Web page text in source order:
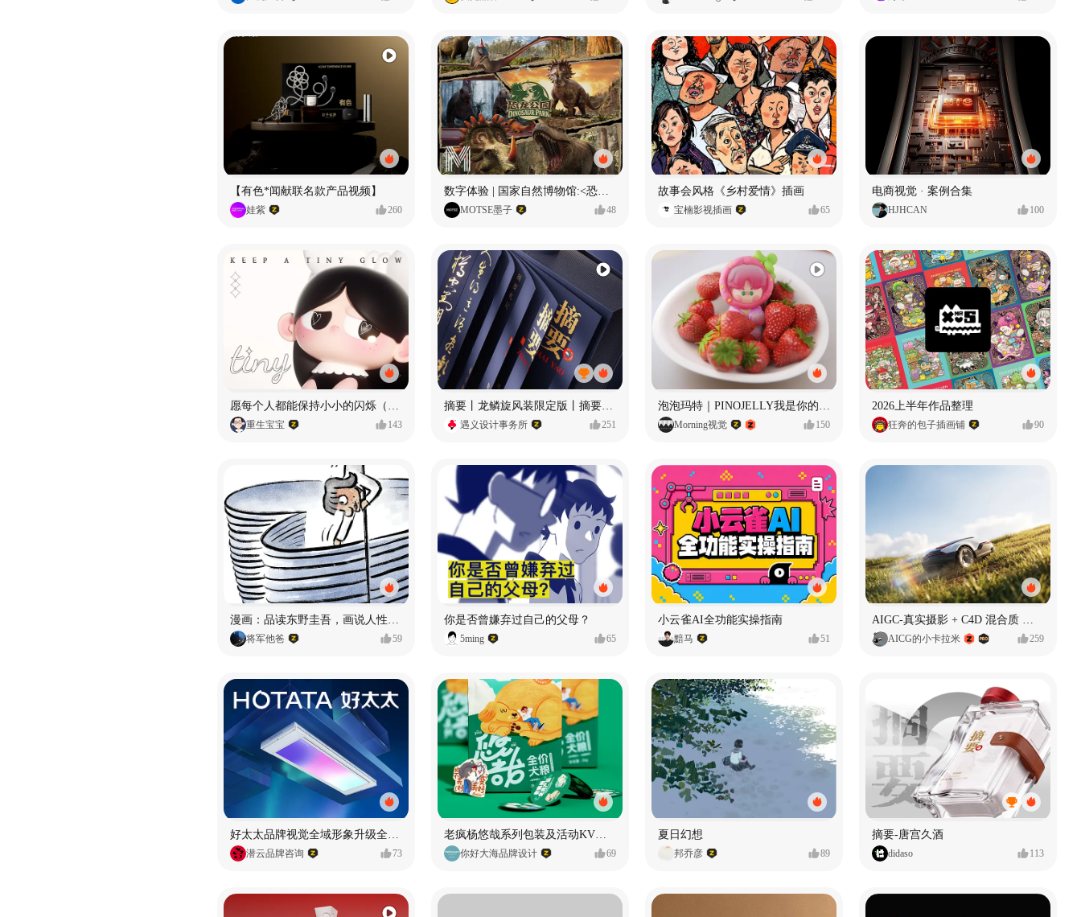
【有色*闻献联名款产品视频】
娃紫 260
数字体验 | 国家自然博物馆:<恐龙公园>沉浸特展
MOTSE墨子 48
故事会风格《乡村爱情》插画
宝楠影视插画 65
电商视觉 · 案例合集
HJHCAN 100
重生宝宝 143 遇义设计事务所 251 Morning视觉 150
2026上半年作品整理
狂奔的包子插画铺 90
漫画：品读东野圭吾，画说人性百态
将军他爸 59
你是否曾嫌弃过自己的父母？
5ming 65
小云雀AI全功能实操指南
黯马 51
AIGC-真实摄影 + C4D 混合质 能让 AI 产品图更好吗?
AICG的小卡拉米 259
潜云品牌咨询 73 你好大海品牌设计 69
夏日幻想
邦乔彦 89
摘要-唐宫久酒
didaso 113